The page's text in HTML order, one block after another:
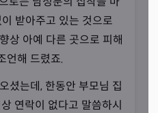
상담을 진행하고 계십니
받아주고 있는 것으로
상 아예 다른 곳으로 피해
언해 드렸죠.
셨는데, 한동안 부모님 집
연락이 없다고 말씀하시